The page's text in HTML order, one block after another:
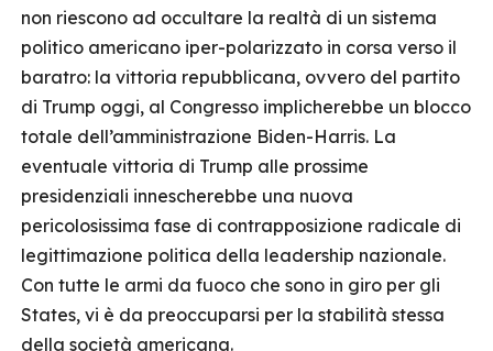
non riescono ad occultare la realtà di un sistema
politico americano iper-polarizzato in corsa verso il
baratro: la vittoria repubblicana, ovvero del partito
di Trump oggi, al Congresso implicherebbe un blocco
totale dell’amministrazione Biden-Harris. La
eventuale vittoria di Trump alle prossime
presidenziali innescherebbe una nuova
pericolosissima fase di contrapposizione radicale di
legittimazione politica della leadership nazionale.
Con tutte le armi da fuoco che sono in giro per gli
States, vi è da preoccuparsi per la stabilità stessa
della società americana.